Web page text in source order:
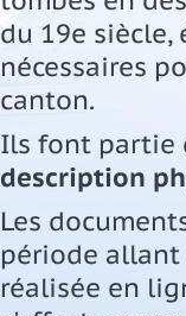
du 19e siècle,
nécessaires
canton.
Ils font partie
description
Les
période allant
réalisée en